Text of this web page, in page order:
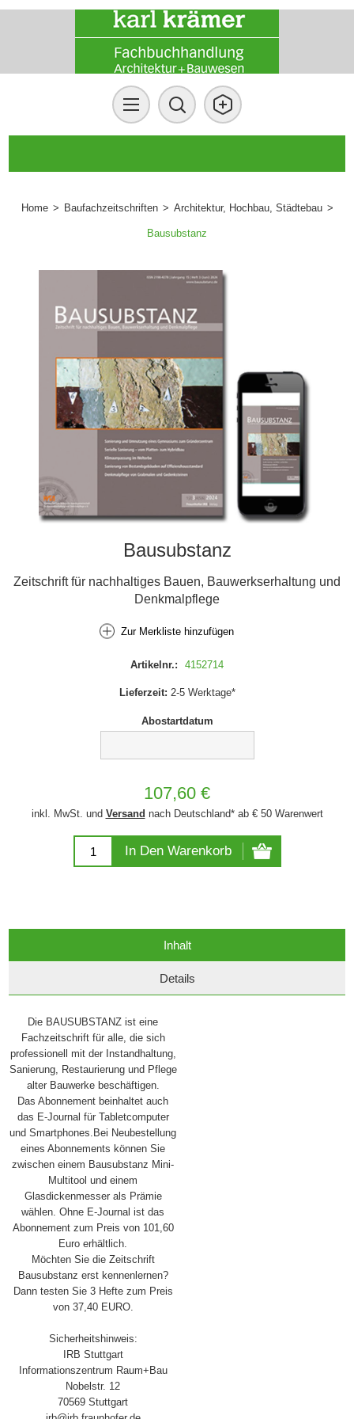
Home > Baufachzeitschriften > Architektur, Hochbau, Städtebau >
Bausubstanz
Bausubstanz
Zeitschrift für nachhaltiges Bauen, Bauwerkserhaltung und
Denkmalpflege
Zur Merkliste hinzufügen
Artikelnr.: 4152714
Lieferzeit: 2-5 Werktage*
Abostartdatum
107,60 €
inkl. MwSt. und Versand nach Deutschland* ab € 50 Warenwert
In Den Warenkorb
Inhalt
Details
Die BAUSUBSTANZ ist eine
Fachzeitschrift für alle, die sich
professionell mit der Instandhaltung,
Sanierung, Restaurierung und Pflege
alter Bauwerke beschäftigen.
Das Abonnement beinhaltet auch
das E-Journal für Tabletcomputer
und Smartphones.Bei Neubestellung
eines Abonnements können Sie
zwischen einem Bausubstanz Mini-
Multitool und einem
Glasdickenmesser als Prämie
wählen. Ohne E-Journal ist das
Abonnement zum Preis von 101,60
Euro erhältlich.
Möchten Sie die Zeitschrift
Bausubstanz erst kennenlernen?
Dann testen Sie 3 Hefte zum Preis
von 37,40 EURO.
Sicherheitshinweis:
IRB Stuttgart
Informationszentrum Raum+Bau
Nobelstr. 12
70569 Stuttgart